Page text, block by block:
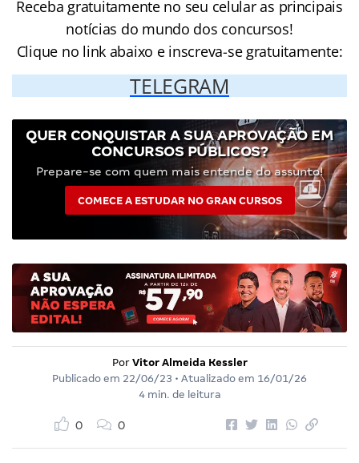
Receba gratuitamente no seu celular as principais
notícias do mundo dos concursos!
Clique no link abaixo e inscreva-se gratuitamente:
TELEGRAM
QUER CONQUISTAR A SUA APROVAÇÃO EM
CONCURSOS PÚBLICOS?
Prepare-se com quem mais entende do assunto!
COMECE A ESTUDAR NO GRAN CURSOS
Por Vitor Almeida Kessler
Publicado em 22/06/23 • Atualizado em 16/01/26
4 min. de leitura
0 0